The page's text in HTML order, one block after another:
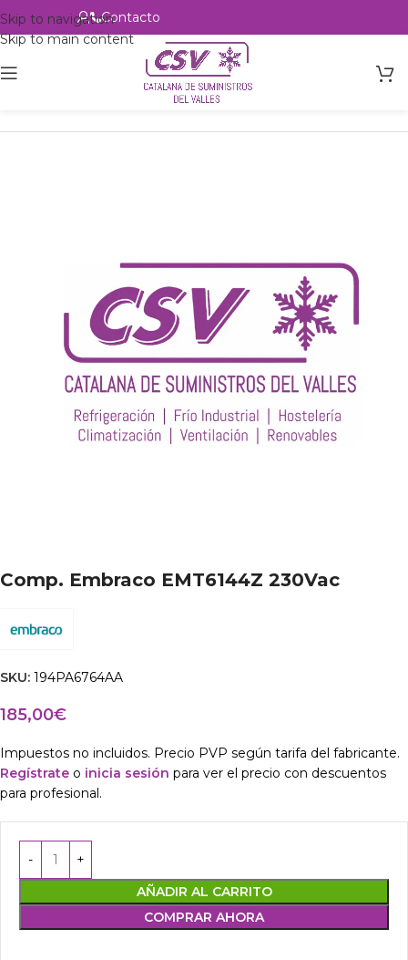
Skip to navigation
Skip to main content
Contacto
csvalles
Comp. Embraco EMT6144Z 230Vac
SKU: 194PA6764AA
185,00€
Impuestos no incluidos. Precio PVP según tarifa del fabricante.
Regístrate o inicia sesión para ver el precio con descuentos
para profesional.
AÑADIR AL CARRITO
COMPRAR AHORA